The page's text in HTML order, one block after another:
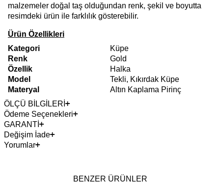
malzemeler doğal taş olduğundan renk, şekil ve boyutta
resimdeki ürün ile farklılık gösterebilir.
Ürün Özellikleri
Kategori
Küpe
Renk
Gold
Özellik
Halka
Model
Tekli, Kıkırdak Küpe
Materyal
Altın Kaplama Pirinç
ÖLÇÜ BİLGİLERİ
Ödeme Seçenekleri
GARANTİ
Değişim İade
Yorumlar
BENZER ÜRÜNLER